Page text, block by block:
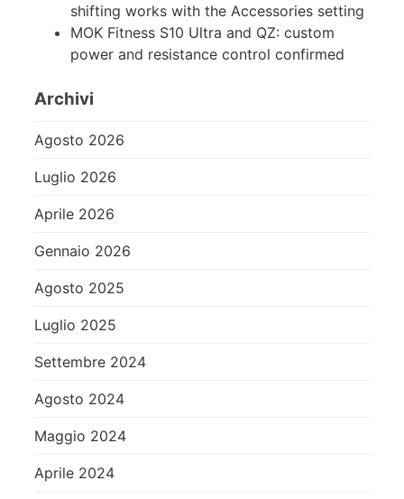
shifting works with the Accessories setting
MOK Fitness S10 Ultra and QZ: custom
power and resistance control confirmed
Archivi
Agosto 2026
Luglio 2026
Aprile 2026
Gennaio 2026
Agosto 2025
Luglio 2025
Settembre 2024
Agosto 2024
Maggio 2024
Aprile 2024